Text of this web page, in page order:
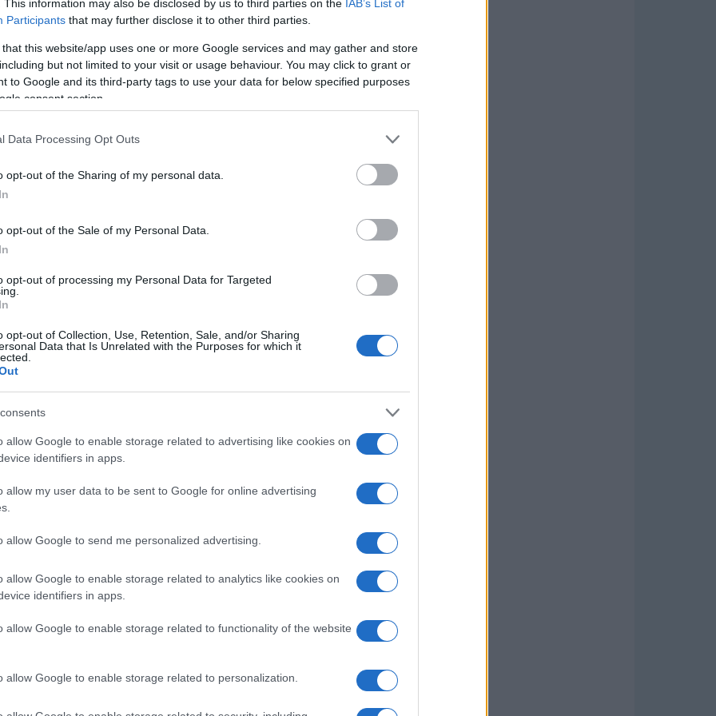
This information may also be disclosed by us to third parties on the IAB’s List of
Participants that may further disclose it to other third parties.
that this website/app uses one or more Google services and may gather and store
but not limited to your visit or usage behaviour. You may click to grant or
to Google and its third-party tags to use your data for below specified purposes
consent section.
Data Processing Opt Outs
opt-out of the Sharing of my personal data.
opt-out of the Sale of my Personal Data.
opt-out of processing my Personal Data for Targeted
opt-out of Collection, Use, Retention, Sale, and/or Sharing
Data that Is Unrelated with the Purposes for which it
allow Google to enable storage related to advertising like cookies on
identifiers in apps.
allow my user data to be sent to Google for online advertising
allow Google to send me personalized advertising.
allow Google to enable storage related to analytics like cookies on
identifiers in apps.
allow Google to enable storage related to functionality of the website
allow Google to enable storage related to personalization.
de la historia y la cultura, albergando
de 500,000 metros cuadrados.
Egipto
Tutankamón tendrá su propio espacio,
se siente en el aire. Desde su
un destino esencial para quienes
Egipto. Al llegar, serás recibido por la
cuya presencia ha marcado la historia
de altura y hecha de granito, fue
esplendor del antiguo Egipto.
accesibilidad
Peng Architects, se inspira en la forma de
con el paisaje de las Pirámides de
de enormes ventanales. ¿Te imaginas la